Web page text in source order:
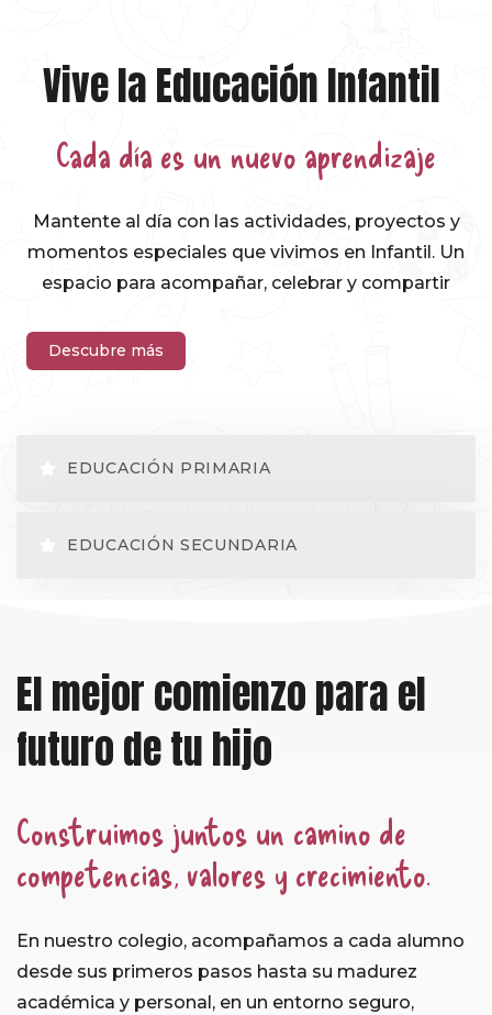
Los niños aprenden juntos en grupos
pequeños, desarrollando habilidades
Vive la Educación Infantil
Cada día es un nuevo aprendizaje
Mantente al día con las actividades, proyectos y
momentos especiales que vivimos en Infantil. Un
espacio para acompañar, celebrar y compartir
Descubre más
EDUCACIÓN PRIMARIA
EDUCACIÓN SECUNDARIA
El mejor comienzo para el
futuro de tu hijo
Construimos juntos un camino de
competencias, valores y crecimiento.
En nuestro colegio, acompañamos a cada alumno
desde sus primeros pasos hasta su madurez
académica y personal, en un entorno seguro,